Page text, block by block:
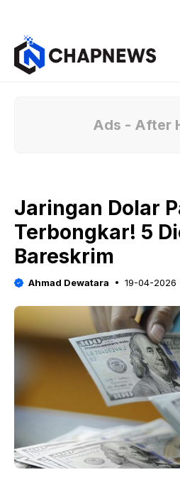
Ads - After
Jaringan Dolar
Terbongkar! 5
Bareskrim
Ahmad Dewatara 19-04-2026